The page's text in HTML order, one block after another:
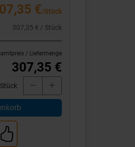
€/Stück
307,35 € / Stück
/ Liefermenge
307,35 €
Stück